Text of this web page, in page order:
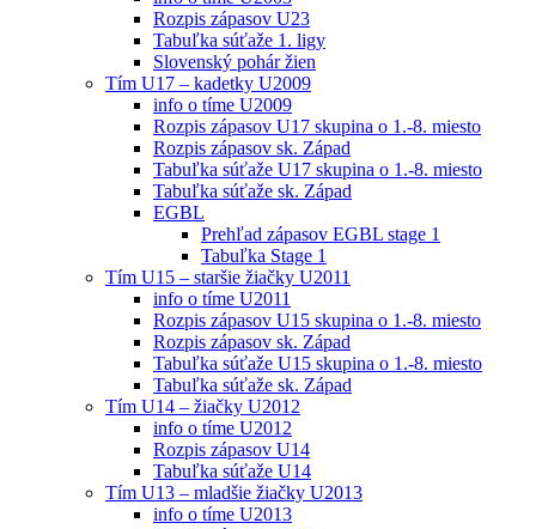
Rozpis zápasov U23
Tabuľka súťaže 1. ligy
Slovenský pohár žien
Tím U17 – kadetky U2009
info o tíme U2009
Rozpis zápasov U17 skupina o 1.-8. miesto
Rozpis zápasov sk. Západ
Tabuľka súťaže U17 skupina o 1.-8. miesto
Tabuľka súťaže sk. Západ
EGBL
Prehľad zápasov EGBL stage 1
Tabuľka Stage 1
Tím U15 – staršie žiačky U2011
info o tíme U2011
Rozpis zápasov U15 skupina o 1.-8. miesto
Rozpis zápasov sk. Západ
Tabuľka súťaže U15 skupina o 1.-8. miesto
Tabuľka súťaže sk. Západ
Tím U14 – žiačky U2012
info o tíme U2012
Rozpis zápasov U14
Tabuľka súťaže U14
Tím U13 – mladšie žiačky U2013
info o tíme U2013